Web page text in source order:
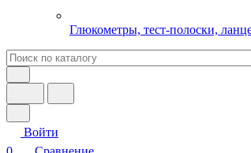
Глюкометры, тест-полоски,
Войти